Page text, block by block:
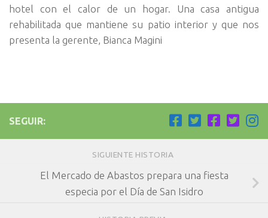
hotel con el calor de un hogar. Una casa antigua
rehabilitada que mantiene su patio interior y que nos
presenta la gerente, Bianca Magini
SEGUIR:
SIGUIENTE HISTORIA
El Mercado de Abastos prepara una fiesta
especia por el Día de San Isidro